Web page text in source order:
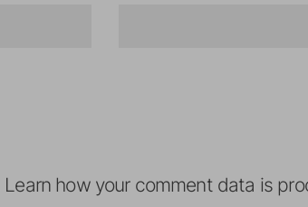
Learn how your comment data is